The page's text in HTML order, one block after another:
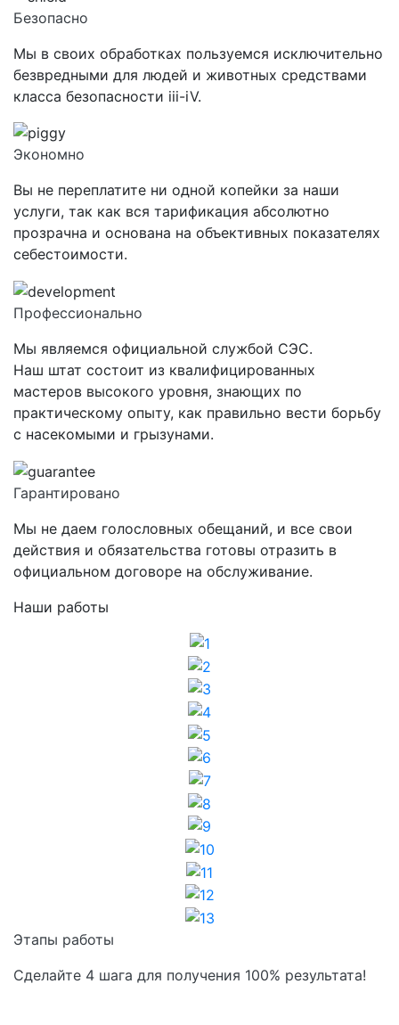
Безопасно
Мы в своих обработках пользуемся исключительно
безвредными для людей и животных средствами
класса безопасности iii-iV.
Экономно
Вы не переплатите ни одной копейки за наши
услуги, так как вся тарификация абсолютно
прозрачна и основана на объективных показателях
себестоимости.
Профессионально
Мы являемся официальной службой СЭС.
Наш штат состоит из квалифицированных
мастеров высокого уровня, знающих по
практическому опыту, как правильно вести борьбу
с насекомыми и грызунами.
Гарантировано
Мы не даем голословных обещаний, и все свои
действия и обязательства готовы отразить в
официальном договоре на обслуживание.
Наши работы
1
4
7
10
12
13
Этапы работы
Сделайте 4 шага для получения 100% результата!